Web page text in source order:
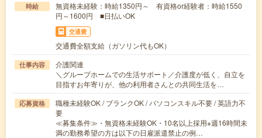
時給
無資格未経験：時給1350円～ 有資格or経験者：時給1550
円～1600円 ■日払いOK
交通費
交通費全額支給（ガソリン代もOK）
仕事内容
介護関連
＼グループホームでの生活サポート／介護度が低く、自立を
目指すお年寄りが、他の利用者さんとの共同生活を…
応募資格
職種未経験OK / ブランクOK / パソコンスキル不要 / 英語力不
要
≪募集条件≫・無資格未経験OK・10名以上採用※週16時間未
満の勤務希望の方は以下の日雇派遣禁止の例…